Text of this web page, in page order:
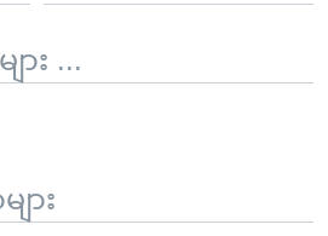
း ...
ား